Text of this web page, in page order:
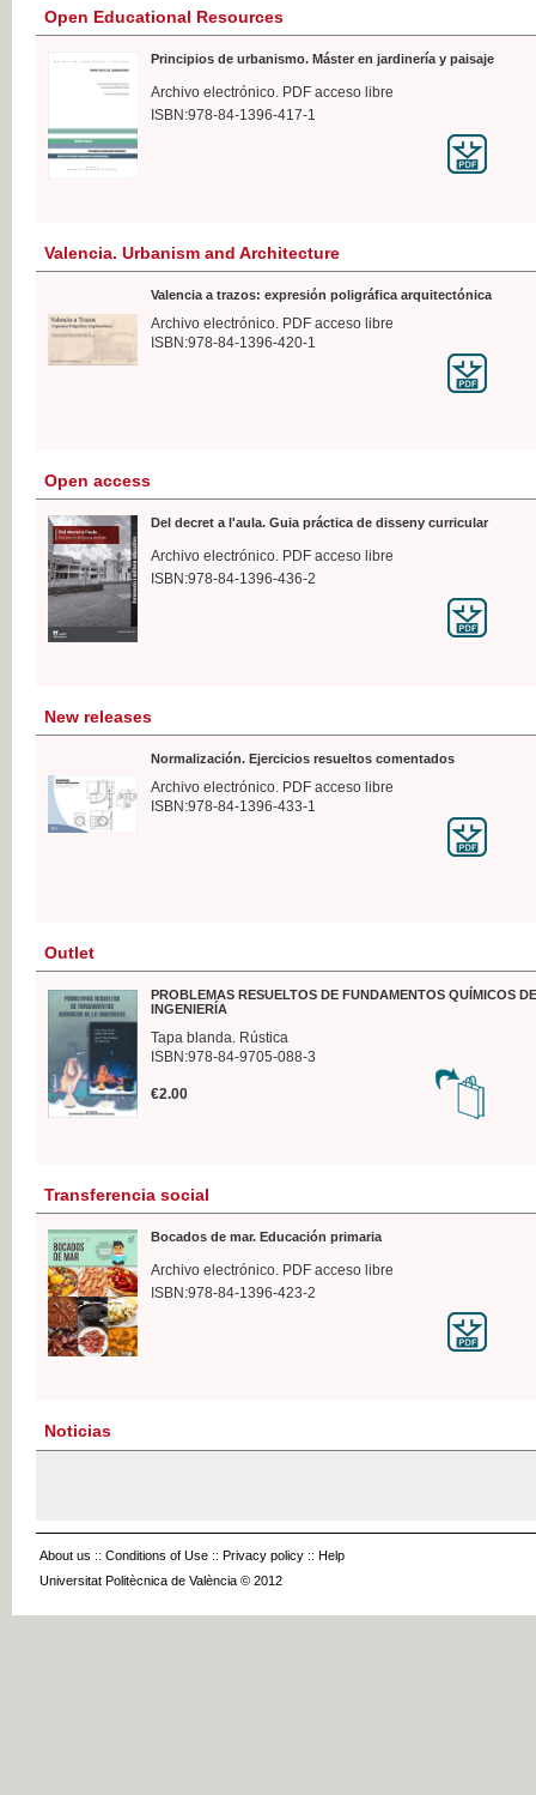
Open Educational Resources
Principios de urbanismo. Máster en jardinería y paisaje
Archivo electrónico. PDF acceso libre
ISBN:978-84-1396-417-1
Valencia. Urbanism and Architecture
Valencia a trazos: expresión poligráfica arquitectónica
Archivo electrónico. PDF acceso libre
ISBN:978-84-1396-420-1
Open access
Del decret a l'aula. Guia práctica de disseny curricular
Archivo electrónico. PDF acceso libre
ISBN:978-84-1396-436-2
New releases
Normalización. Ejercicios resueltos comentados
Archivo electrónico. PDF acceso libre
ISBN:978-84-1396-433-1
Outlet
PROBLEMAS RESUELTOS DE FUNDAMENTOS QUÍMICOS
INGENIERÍA
Tapa blanda. Rústica
ISBN:978-84-9705-088-3
€2.00
Transferencia social
Bocados de mar. Educación primaria
Archivo electrónico. PDF acceso libre
ISBN:978-84-1396-423-2
Noticias
About us :: Conditions of Use :: Privacy policy :: Help
Universitat Politècnica de València © 2012